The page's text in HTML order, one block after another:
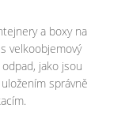
a boxy na
velkoobjemový
jako jsou
správně